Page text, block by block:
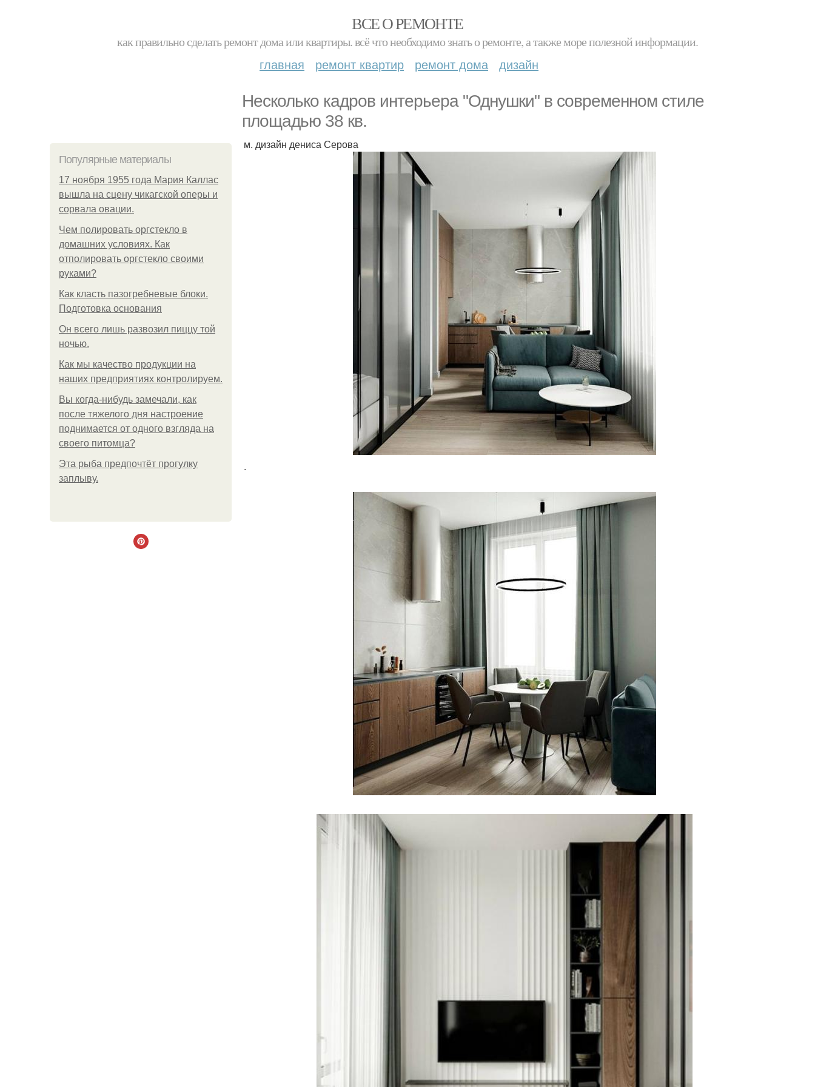
ВСЕ О РЕМОНТЕ
как правильно сделать ремонт дома или квартиры. всё что необходимо знать о ремонте, а также море полезной информации.
главная ремонт квартир ремонт дома дизайн
Несколько кадров интерьера "Однушки" в современном стиле
площадью 38 кв.
Популярные материалы
17 ноября 1955 года Мария Каллас
вышла на сцену чикагской оперы и
сорвала овации.
Чем полировать оргстекло в
домашних условиях. Как
отполировать оргстекло своими
руками?
Как класть пазогребневые блоки.
Подготовка основания
Он всего лишь развозил пиццу той
ночью.
Как мы качество продукции на
наших предприятиях контролируем.
Вы когда-нибудь замечали, как
после тяжелого дня настроение
поднимается от одного взгляда на
своего питомца?
Эта рыба предпочтёт прогулку
заплыву.
м. дизайн дениса Серова
.